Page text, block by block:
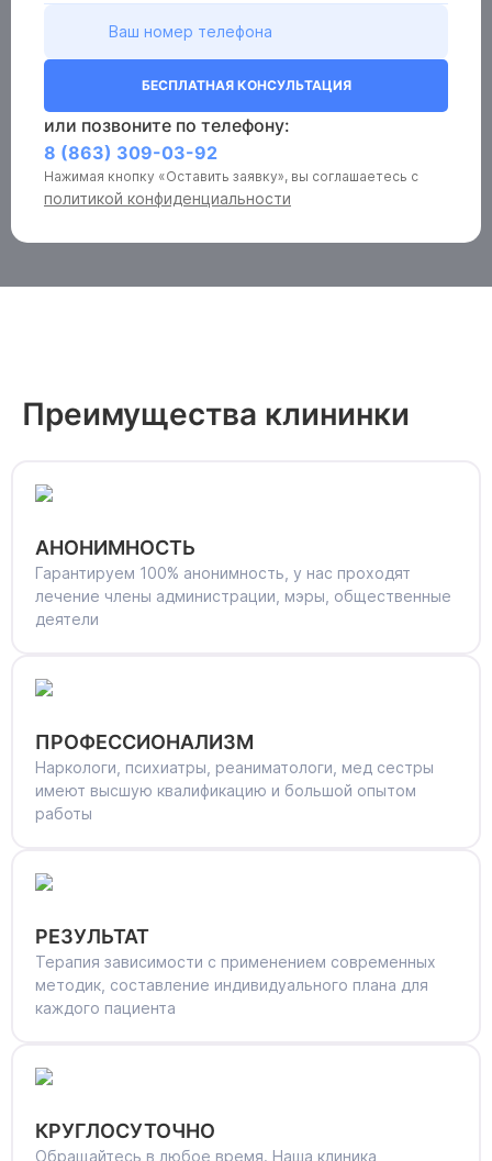
БЕСПЛАТНАЯ КОНСУЛЬТАЦИЯ
или позвоните по телефону:
8 (863) 309-03-92
Нажимая кнопку «Оставить заявку», вы соглашаетесь с
политикой конфиденциальности
Преимущества клининки
АНОНИМНОСТЬ
Гарантируем 100% анонимность, у нас проходят
лечение члены администрации, мэры, общественные
деятели
ПРОФЕССИОНАЛИЗМ
Наркологи, психиатры, реаниматологи, мед сестры
имеют высшую квалификацию и большой опытом
работы
РЕЗУЛЬТАТ
Терапия зависимости с применением современных
методик, составление индивидуального плана для
каждого пациента
КРУГЛОСУТОЧНО
Обращайтесь в любое время. Наша клиника